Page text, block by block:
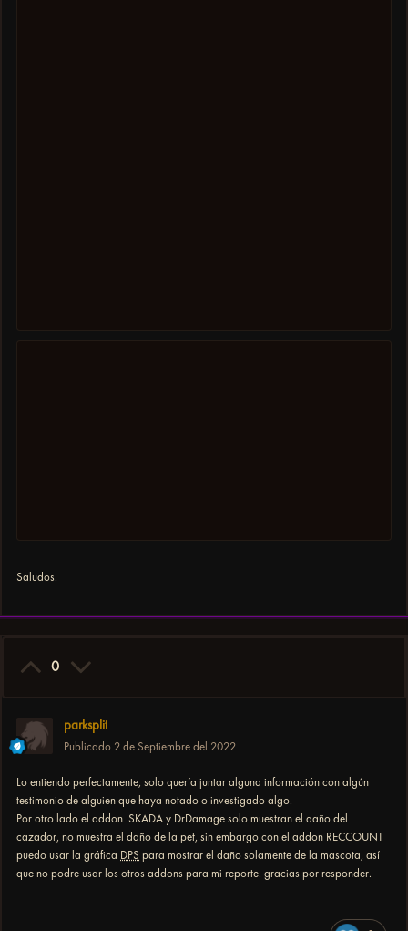
Saludos.
0
parksplit
Publicado 2 de Septiembre del 2022
Lo entiendo perfectamente, solo quería juntar alguna información con algún
testimonio de alguien que haya notado o investigado algo.
Por otro lado el addon SKADA y DrDamage solo muestran el daño del
cazador, no muestra el daño de la pet, sin embargo con el addon RECCOUNT
puedo usar la gráfica DPS para mostrar el daño solamente de la mascota, así
que no podre usar los otros addons para mi reporte. gracias por responder.